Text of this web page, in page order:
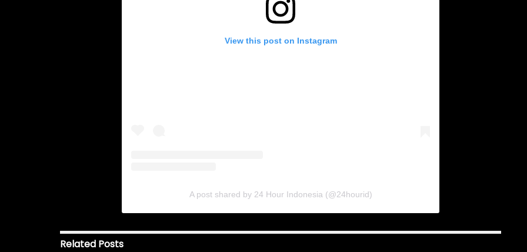
View this post on Instagram
A post shared by 24 Hour Indonesia (@24hourid)
Related Posts